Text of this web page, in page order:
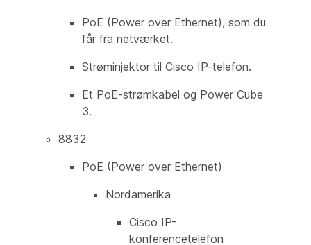
PoE (Power over Ethernet), som du
får fra netværket.
Strøminjektor til Cisco IP-telefon.
Et PoE-strømkabel og Power Cube
3.
8832
PoE (Power over Ethernet)
Nordamerika
Cisco IP-
konferencetelefon